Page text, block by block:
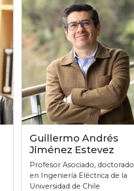
Guillermo Andrés
Jiménez Estevez
Profesor Asociado, doctorado
en Ingeniería Eléctrica de la
Universidad de Chile